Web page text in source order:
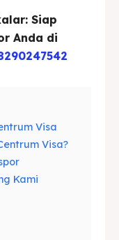
Siap
Anda di
Visa
Visa?
Kami